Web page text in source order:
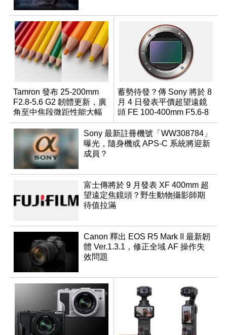
Tamron 發布 25-200mm
F2.8-5.6 G2 韌體更新，廣
角至中焦段微距性能大幅
升級
蓄勢待發？傳 Sony 將於 8
月 4 日發表平價超望遠鏡
頭 FE 100-400mm F5.6-8
Sony 最新註冊機號「WW308784」
曝光，隨身機或 APS-C 系統將迎新
成員？
富士傳將於 9 月發表 XF 400mm 超
望遠定焦鏡頭？野生動物攝影師期
待值拉滿
Canon 釋出 EOS R5 Mark II 最新韌
體 Ver.1.3.1，修正全域 AF 操作失
效問題